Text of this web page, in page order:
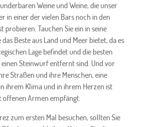
Weine und Weine, die unser
in einer der vielen Bars noch in den
probieren. Tauchen Sie ein in seine
Beste aus Land und Meer bietet, da es
Lage befindet und die besten
Steinwurf entfernt sind. Und vor
Straßen und ihre Menschen, eine
ihrem Klima und in ihrem Herzen ist
offenen Armen empfängt.
zum ersten Mal besuchen, sollten Sie